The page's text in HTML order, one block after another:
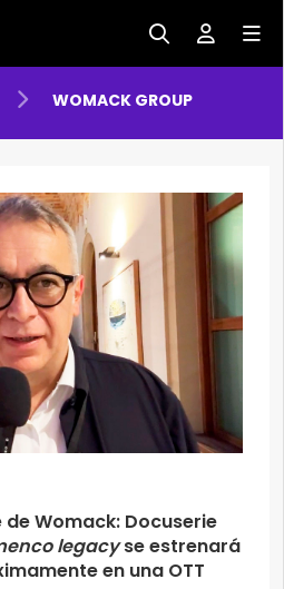
WOMACK GROUP
Womack: Docuserie
legacyse estrenará
en una OTT